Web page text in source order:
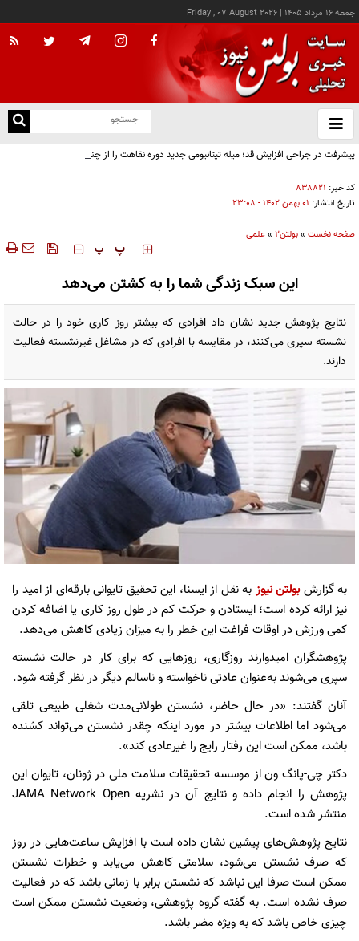
جمعه ۱۶ مرداد ۱۴۰۵ |
Friday , 07 August 2026
باز
و
پیشرفت در جراحی افزایش قد؛ میله تیتانیومی جدید دوره نقاهت را از چند ماه به چند هفته
کاهش می‌دهد
کد خبر: ۸۳۸۸۲۱
تاریخ انتشار: ۰۱ بهمن ۱۴۰۲ - ۲۳:۰۸
صفحه نخست »بولتن2 »علمی
‍‍‍ پ پ
این سبک زندگی شما را به کشتن می‌دهد
نتایج پژوهش جدید نشان داد افرادی که بیشتر روز کاری خود را در حالت
نشسته سپری می‌کنند، در مقایسه با افرادی که در مشاغل غیرنشسته فعالیت
دارند.
به گزارشبولتن نیوز به نقل از ایسنا، این تحقیق تایوانی بارقه‌ای از امید را
نیز ارائه کرده است؛ ایستادن و حرکت کم در طول روز کاری یا اضافه کردن
کمی ورزش در اوقات فراغت این خطر را به میزان زیادی کاهش می‌دهد.
پژوهشگران امیدوارند روزگاری، روزهایی که برای کار در حالت نشسته
سپری می‌شوند به‌عنوان عادتی ناخواسته و ناسالم دیگر در نظر گرفته شود.
آنان گفتند: «در حال حاضر، نشستن طولانی‌مدت شغلی طبیعی تلقی
می‌شود اما اطلاعات بیشتر در مورد اینکه چقدر نشستن می‌تواند کشنده
باشد، ممکن است این رفتار رایج را غیرعادی کند».
دکتر چی-پانگ ون از موسسه تحقیقات سلامت ملی در ژونان، تایوان این
پژوهش را انجام داده و نتایج آن در نشریه JAMA Network Open
منتشر شده است.
نتایج پژوهش‌های پیشین نشان داده است با افزایش ساعت‌هایی در روز
که صرف نشستن می‌شود، سلامتی کاهش می‌یابد و خطرات نشستن
ممکن است صرفا این نباشد که نشستن برابر با زمانی باشد که در فعالیت
صرف نشده است. به گفته گروه پژوهشی، وضعیت نشستن ممکن است
چیزی خاص باشد که به ویژه مضر باشد.